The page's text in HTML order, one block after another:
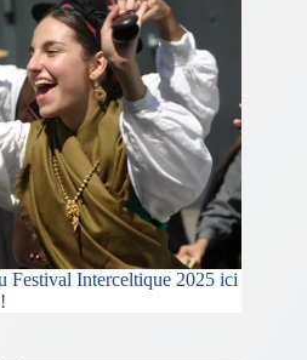
Festival Interceltique 2025 ici
!